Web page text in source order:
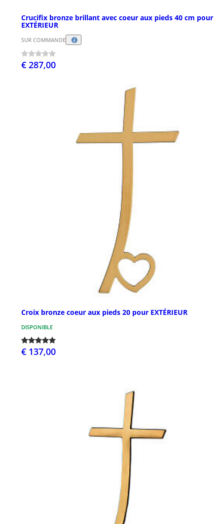
Crucifix bronze brillant avec coeur aux pieds 40 cm pour
EXTÉRIEUR
SUR COMMANDE
€ 287,00
Croix bronze coeur aux pieds 20 pour EXTÉRIEUR
DISPONIBLE
€ 137,00